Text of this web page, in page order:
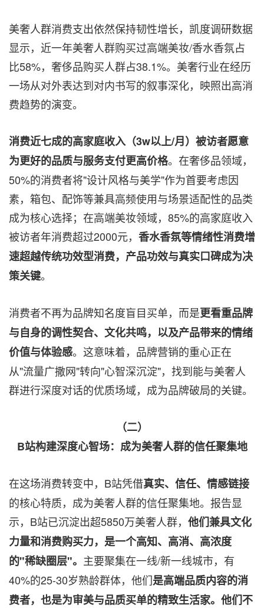
美奢人群消费支出依然保持韧性增长，凯度调研数据
显示，近一年美奢人群购买过高端美妆/香水香氛占
比58%，奢侈品购买人群占38.1%。美奢行业在经历
一场从对外表达到对内书写的叙事深化，映照出高消
费趋势的演变。
消费近七成的高家庭收入（3w以上/月）被访者愿意
为更好的品质与服务支付更高价格。在奢侈品领域，
50%的消费者将"设计风格与美学"作为首要考虑因
素，箱包、配饰等兼具高频使用与场景适配性的品类
成为核心选择；在高端美妆领域，85%的高家庭收入
被访者年消费超过2000元， 香水香氛等情绪性消费增
速超越传统功效型消费，产品功效与真实口碑成为决
策关键。
消费者不再为品牌知名度盲目买单，而是更看重品牌
与自身的调性契合、文化共鸣，以及产品带来的情绪
价值与体验感。这意味着，品牌营销的重心正在
从"流量广撒网"转向"心智深沉淀"，找到能与美奢人
群进行深度对话的优质场域，成为品牌破局的关键。
（二）
B站构建深度心智场：成为美奢人群的信任聚集地
在这场消费转变中，B站凭借真实、信任、情感链接
的核心特质，成为美奢人群的信任聚集地。报告显
示，B站已沉淀出超5850万美奢人群， 他们兼具文化
力量和消费购买力，是一个高知、高消、高浓度
的"稀缺圈层"。 主要聚集在一线/新一线城市，有
40%的25-30岁熟龄群体，他们是高端品质内容的消
费者，也是为审美与品质买单的精致生活家。他们不